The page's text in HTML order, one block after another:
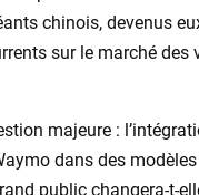
chinois, devenus
sur le marché des
majeure :
dans des
public changera-t-